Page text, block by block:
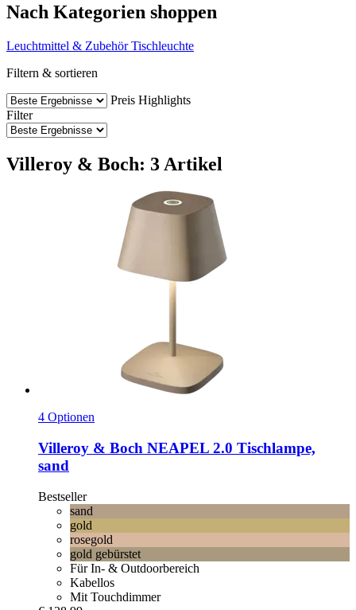
Nach Kategorien shoppen
Leuchtmittel & Zubehör Tischleuchte
Filtern & sortieren
Preis Highlights
Filter
Villeroy & Boch: 3 Artikel
4 Optionen
Villeroy & Boch NEAPEL 2.0 Tischlampe,
sand
Bestseller
sand
gold
rosegold
gold gebürstet
Für In- & Outdoorbereich
Kabellos
Mit Touchdimmer